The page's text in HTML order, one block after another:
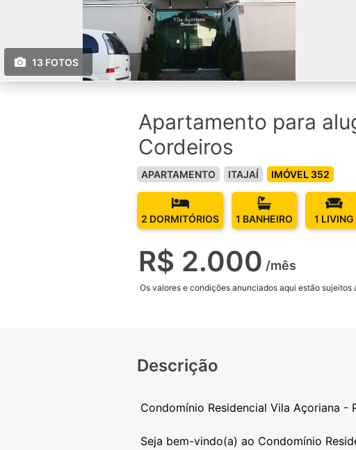
13 FOTOS
Apartamento para
Cordeiros
APARTAMENTO ITAJAÍ IMÓVEL 352
2 DORMITÓRIOS 1 BANHEIRO 1 LIVING
R$ 2.000 /mês
Os valores e condições anunciados aqui estão sujeitos
Descrição
Condomínio Residencial Vila Açoriana -
Seja bem-vindo(a) ao Condomínio